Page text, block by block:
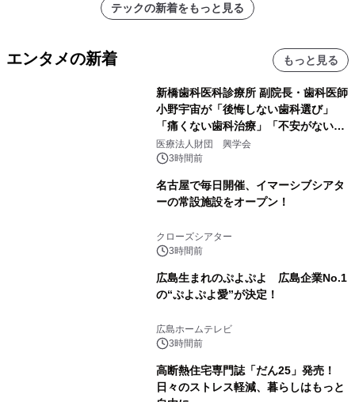
テックの新着をもっと見る
エンタメの新着 もっと見る
新橋歯科医科診療所 副院長・歯科医師
小野宇宙が「後悔しない歯科選び」
「痛くない歯科治療」「不安がない治
療計画」をテーマに専門監修
医療法人財団 興学会
3時間前
名古屋で毎日開催、イマーシブシアタ
ーの常設施設をオープン！
クローズシアター
3時間前
広島生まれのぷよぷよ 広島企業No.1
の“ぷよぷよ愛”が決定！
広島ホームテレビ
3時間前
高断熱住宅専門誌「だん25」発売！
日々のストレス軽減、暮らしはもっと